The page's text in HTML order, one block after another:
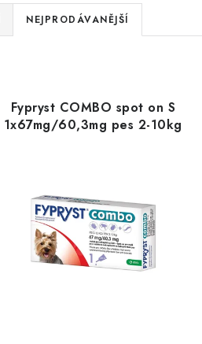
NEJPRODÁVANĚJŠÍ
Fypryst COMBO spot on S
1x67mg/60,3mg pes 2-10kg